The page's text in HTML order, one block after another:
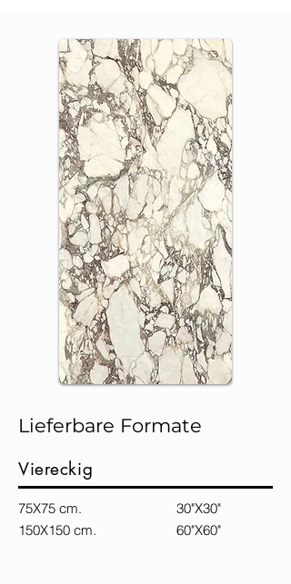
Lieferbare Formate
Viereckig
75X75 cm. 30"X30"
150X150 cm. 60"X60"